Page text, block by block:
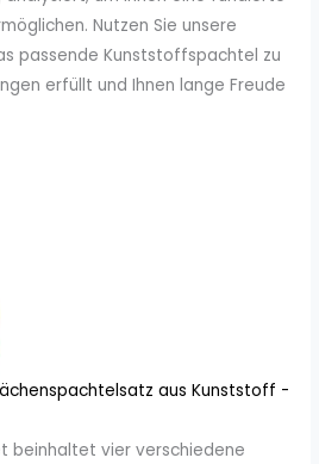
Nutzen Sie unsere
passende Kunststoffspachtel zu
erfüllt und Ihnen lange Freude
aus Kunststoff -
beinhaltet vier verschiedene